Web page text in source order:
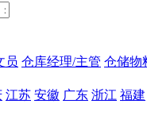
员 仓库经理/主管 仓储物
江苏 安徽 广东 浙江 福建